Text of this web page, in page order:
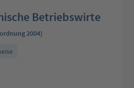
Betriebswirte
2004)